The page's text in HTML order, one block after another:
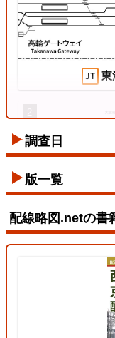
2026/07/18
2026/07/12
東
調査日
版一覧
配線略図.netの書